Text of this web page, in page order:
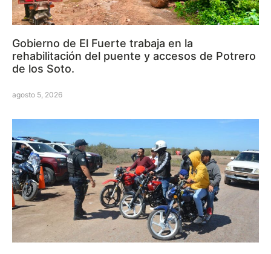
Gobierno de El Fuerte trabaja en la
rehabilitación del puente y accesos de Potrero
de los Soto.
agosto 5, 2026